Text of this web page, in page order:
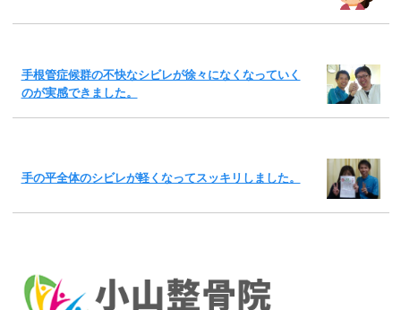
手根管症候群の不快なシビレが徐々になくなっていく
のが実感できました。
手の平全体のシビレが軽くなってスッキリしました。